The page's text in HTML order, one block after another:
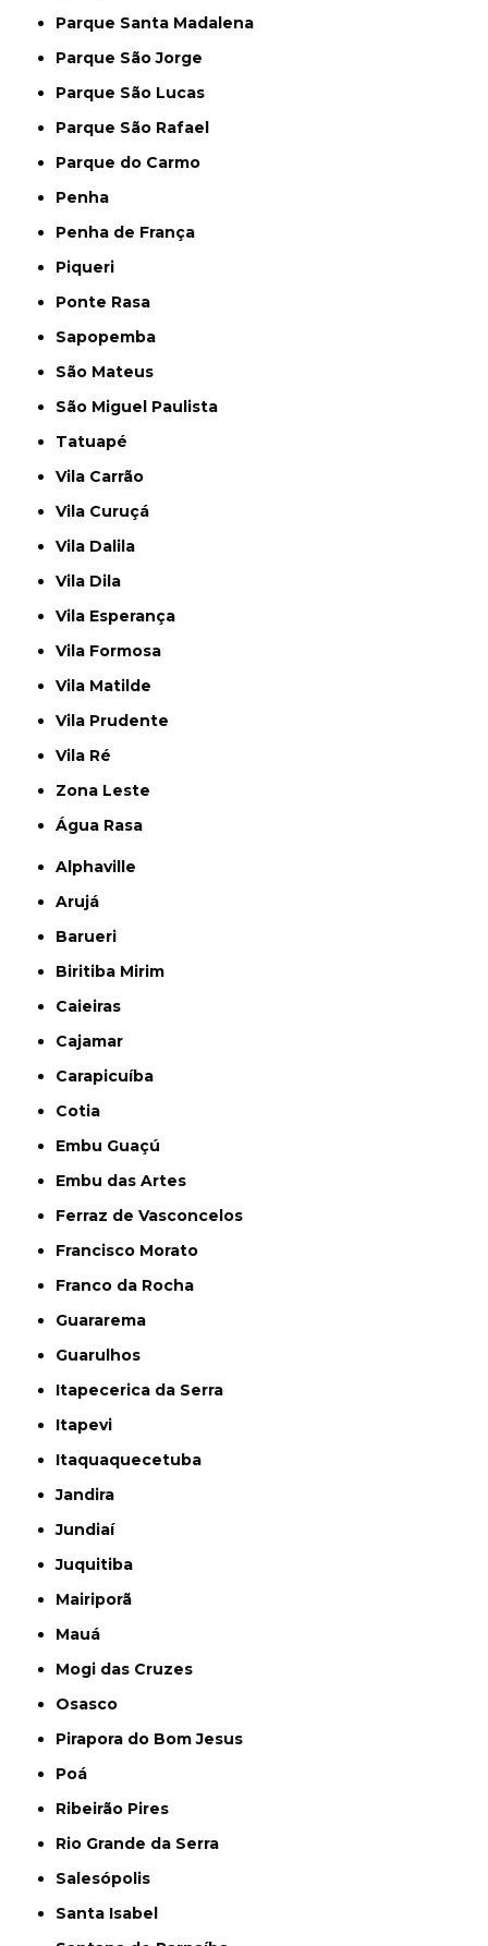
Parque Santa Madalena
Parque São Jorge
Parque São Lucas
Parque São Rafael
Parque do Carmo
Penha
Penha de França
Piqueri
Ponte Rasa
Sapopemba
São Mateus
São Miguel Paulista
Tatuapé
Vila Carrão
Vila Curuçá
Vila Dalila
Vila Dila
Vila Esperança
Vila Formosa
Vila Matilde
Vila Prudente
Vila Ré
Zona Leste
Água Rasa
Alphaville
Arujá
Barueri
Biritiba Mirim
Caieiras
Cajamar
Carapicuíba
Cotia
Embu Guaçú
Embu das Artes
Ferraz de Vasconcelos
Francisco Morato
Franco da Rocha
Guararema
Guarulhos
Itapecerica da Serra
Itapevi
Itaquaquecetuba
Jandira
Jundiaí
Juquitiba
Mairiporã
Mauá
Mogi das Cruzes
Osasco
Pirapora do Bom Jesus
Poá
Ribeirão Pires
Rio Grande da Serra
Salesópolis
Santa Isabel